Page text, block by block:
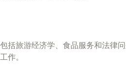
括旅游经济学、食品服务和法律
作。